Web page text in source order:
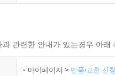
관련한 안내가 있는경우 아
마이페이지 > 반품/교환 신